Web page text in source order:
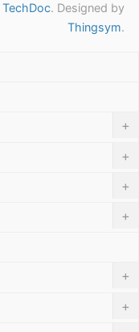
TechDoc. Designed by
Thingsym.
+
+
+
+
+
+